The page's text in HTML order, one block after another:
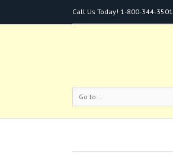
Call Us Today! 1-800-344-3501
Go to...